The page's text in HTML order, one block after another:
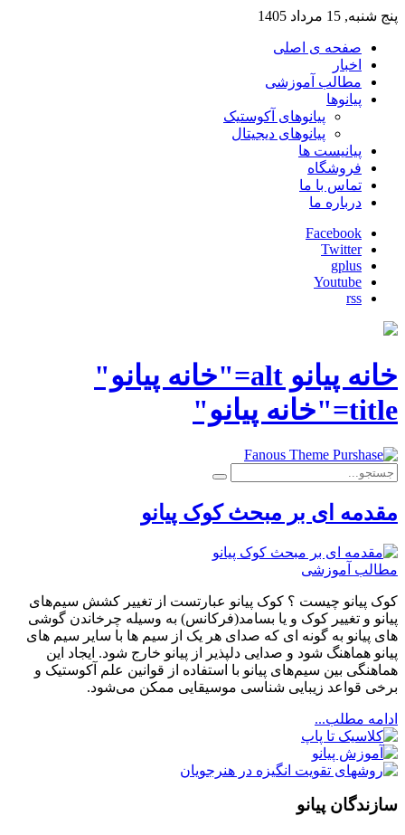
پنج شنبه, 15 مرداد 1405
صفحه ی اصلی
اخبار
مطالب آموزشی
پیانوها
پیانوهای آکوستیک
پیانوهای دیجیتال
پیانیست ها
فروشگاه
تماس با ما
درباره ما
Facebook
Twitter
gplus
Youtube
rss
خانه پیانو alt="خانه پیانو"
title="خانه پیانو"
مقدمه ای بر مبحث کوک پیانو
مطالب آموزشی
کوک پیانو چیست ؟ کوک پیانو عبارتست از تغییر کشش سیم‌های
پیانو و تغییر کوک و یا بسامد(فرکانس) به وسیله چرخاندن گوشی
های پیانو به گونه ای که صدای هر یک از سیم ها با سایر سیم های
پیانو هماهنگ شود و صدایی دلپذیر از پیانو خارج شود. ایجاد این
هماهنگی بین سیم‌های پیانو با استفاده از قوانین علم آکوستیک و
برخی قواعد زیبایی شناسی موسیقایی ممکن می‌شود.
ادامه مطلب...
سازندگان پیانو